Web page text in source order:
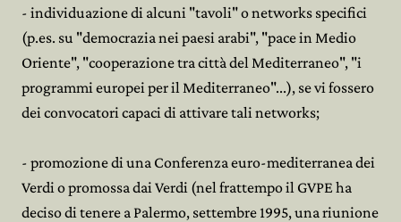
- individuazione di alcuni "tavoli" o networks specifici
(p.es. su "democrazia nei paesi arabi", "pace in Medio
Oriente", "cooperazione tra città del Mediterraneo", "i
programmi europei per il Mediterraneo"...), se vi fossero
dei convocatori capaci di attivare tali networks;
- promozione di una Conferenza euro-mediterranea dei
Verdi o promossa dai Verdi (nel frattempo il GVPE ha
deciso di tenere a Palermo, settembre 1995, una riunione